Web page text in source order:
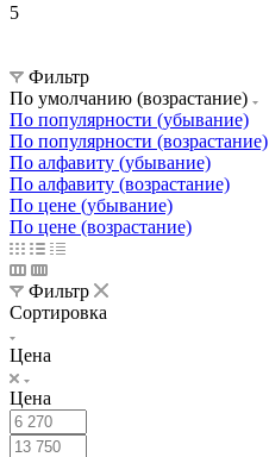
5
Фильтр
По умолчанию (возрастание)
По популярности (убывание)
По популярности (возрастание)
По алфавиту (убывание)
По алфавиту (возрастание)
По цене (убывание)
По цене (возрастание)
Фильтр
Сортировка
Цена
Цена